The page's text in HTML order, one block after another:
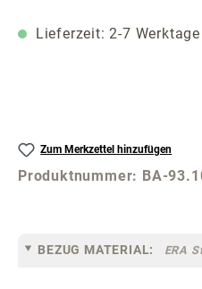
Lieferzeit: 2-7 Werktage
Zum Merkzettel hinzufügen
Produktnummer: BA-
BEZUG MATERIAL: ERA